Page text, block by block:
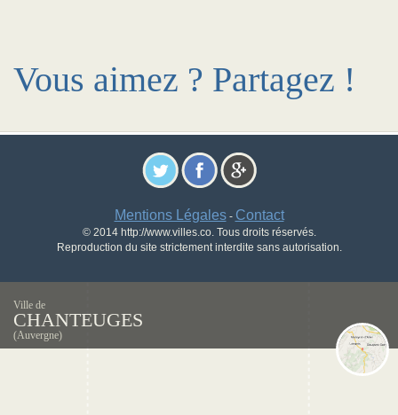
Vous aimez ? Partagez !
Mentions Légales- Contact
© 2014 http://www.villes.co. Tous droits réservés.
Reproduction du site strictement interdite sans autorisation.
Ville de
CHANTEUGES
(Auvergne)